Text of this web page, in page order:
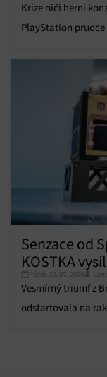
zařízení na základě
podvodů a
zobrazování
voleb ochrany
Krize ničí herní
PlayStation
Senzace od
KOSTKA
Pátek 10. 07. 2026 Ivana
Vesmírný triumf z
odstartovala na